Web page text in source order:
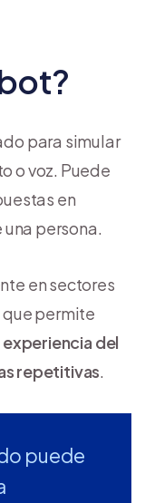
para simular
o voz. Puede
en
persona.
en sectores
permite
del
repetitivas.
puede